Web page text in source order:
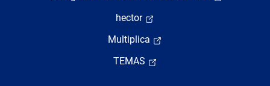
hector
Multiplica
TEMAS